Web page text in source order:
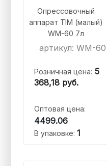
Опрессовочный
аппарат TIM (малый)
WM-60 7л
артикул: WM-60
Розничная цена: 5
368,18 руб.
Оптовая цена:
4499.06
В упаковке:1